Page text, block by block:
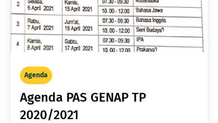
Agenda
Agenda PAS GENAP TP
2020/2021